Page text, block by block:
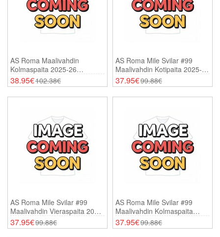
AS Roma Maalivahdin
Kolmaspaita 2025-26
Pitkähihainen
38.95€102.38€
AS Roma Mile Svilar #99
Maalivahdin Kotipaita 2025-26
Lyhythihainen
37.95€99.88€
AS Roma Mile Svilar #99
Maalivahdin Vieraspaita 2025-
26 Lyhythihainen
37.95€99.88€
AS Roma Mile Svilar #99
Maalivahdin Kolmaspaita
2025-26 Lyhythihainen
37.95€99.88€